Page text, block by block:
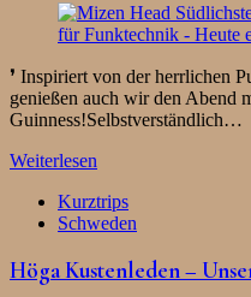
❜ Inspiriert von der herrlichen
genießen auch wir den Abend
Guinness!Selbstverständlich…
Weiterlesen
Kurztrips
Schweden
Höga Kustenleden –